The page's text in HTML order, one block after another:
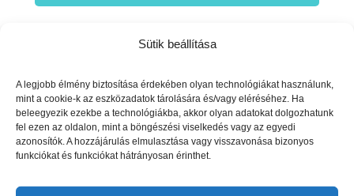
Sütik beállítása
A legjobb élmény biztosítása érdekében olyan technológiákat használunk,
mint a cookie-k az eszközadatok tárolására és/vagy eléréséhez. Ha
beleegyezik ezekbe a technológiákba, akkor olyan adatokat dolgozhatunk
fel ezen az oldalon, mint a böngészési viselkedés vagy az egyedi
azonosítók. A hozzájárulás elmulasztása vagy visszavonása bizonyos
funkciókat és funkciókat hátrányosan érinthet.
Leírás Vélemények (0)
Leírás
nedvszívó pelenkabetét tökéletesen alkalmazkodik